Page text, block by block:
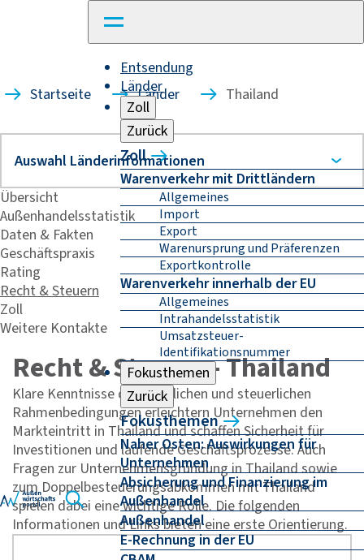
Entsendung
Länder
Zoll
Zurück
Zoll
Warenverkehr mit Drittländern
Allgemeines
Import
Export
Warenursprung und Präferenzen
Exportkontrolle
Warenverkehr innerhalb der EU
Allgemeines
Intrahandelsstatistik
Umsatzsteuer-
Identifikationsnummer
Fokusthemen
Zurück
Fokusthemen
Naher Osten: Auswirkungen für
Unternehmen
Absicherung und Finanzierung im
Außenhandel
Außenhandel
E-Rechnung in der EU
Startseite Länder Thailand
Übersicht
Außenhandelsstatistik
Daten & Fakten
Geschäftspraxis
Rating
Recht & Steuern
Zoll
Weitere Kontakte
Recht & Steuern - Thailand
Klare Kenntnisse der rechtlichen und steuerlichen
Rahmenbedingungen erleichtern Unternehmen den
Markteintritt in Thailand und schaffen Sicherheit für
Investitionen und laufende Geschäftsprozesse. Auch
Fragen zur Unternehmensgründung in Thailand sowie
zum Doppelbesteuerungsabkommen mit Thailand
spielen dabei eine wichtige Rolle. Die folgenden
Informationen und Links bieten eine erste Orientierung.